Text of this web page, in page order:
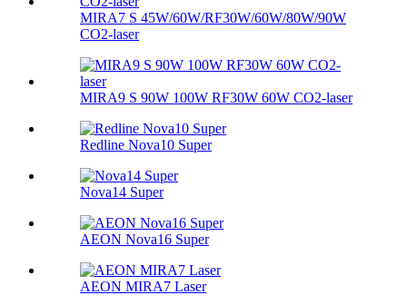
MIRA7 S 45W/60W/RF30W/60W/80W/90W
CO2-laser
MIRA9 S 90W 100W RF30W 60W CO2-laser
Redline Nova10 Super
Nova14 Super
AEON Nova16 Super
AEON MIRA7 Laser